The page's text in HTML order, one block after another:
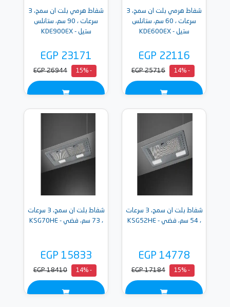
شفاط هرمي بلت ان سمج، 3
سرعات ، 60 سم، ستانلس
ستيل - KDE600EX
EGP 22116
- 14%
EGP 25716
شفاط هرمي بلت ان سمج، 3
سرعات ، 90 سم، ستانلس
ستيل - KDE900EX
EGP 23171
- 15%
EGP 26944
شفاط بلت ان سمج، 3 سرعات
، 54 سم، فضي - KSG52HE
EGP 14778
- 15%
EGP 17184
شفاط بلت ان سمج، 3 سرعات
، 73 سم، فضي - KSG70HE
EGP 15833
- 14%
EGP 18410